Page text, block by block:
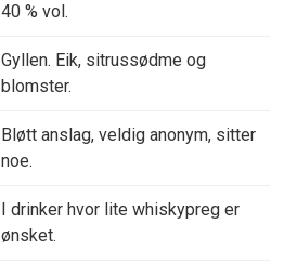
40 % vol.
Gyllen. Eik, sitrussødme og
blomster.
Bløtt anslag, veldig anonym, sitter
noe.
I drinker hvor lite whiskypreg er
ønsket.